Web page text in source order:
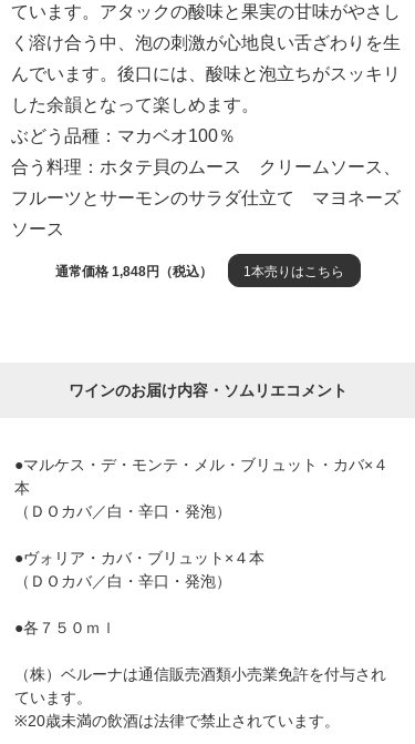
ています。アタックの酸味と果実の甘味がやさし
く溶け合う中、泡の刺激が心地良い舌ざわりを生
んでいます。後口には、酸味と泡立ちがスッキリ
した余韻となって楽しめます。
ぶどう品種：マカベオ100％
合う料理：ホタテ貝のムース クリームソース、
フルーツとサーモンのサラダ仕立て マヨネーズ
ソース
通常価格 1,848円（税込） 1本売りはこちら
ワインのお届け内容・ソムリエコメント
●マルケス・デ・モンテ・メル・ブリュット・カバ×４
本
（ＤＯカバ／白・辛口・発泡）
●ヴォリア・カバ・ブリュット×４本
（ＤＯカバ／白・辛口・発泡）
●各７５０ｍｌ
（株）ベルーナは通信販売酒類小売業免許を付与され
ています。
※20歳未満の飲酒は法律で禁止されています。